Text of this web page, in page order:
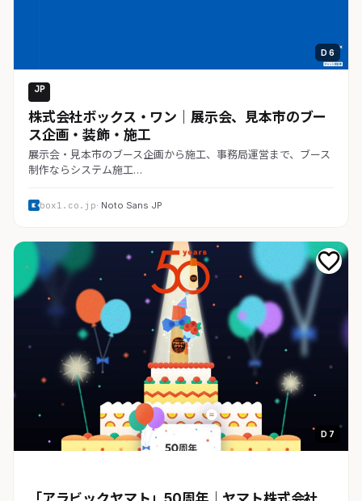
D 6
JP
株式会社ボックス・ワン｜展示会、見本市のブー
ス企画・装飾・施工
展示会・見本市のブース企画から施工、事務局運営まで、ブース
制作ならシステム施工…
box1.co.jp· Noto Sans JP
D 7